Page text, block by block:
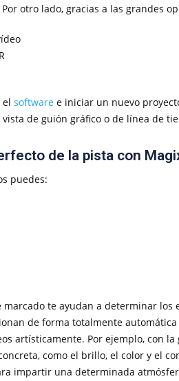
otro lado, gracias a las grandes
el software e iniciar un nuevo
de guión gráfico o de línea de
de la pista con
puedes:
marcado te ayudan a determinar
de forma totalmente
artísticamente. Por ejemplo, con
como el brillo, el color y el
impartir una determinada